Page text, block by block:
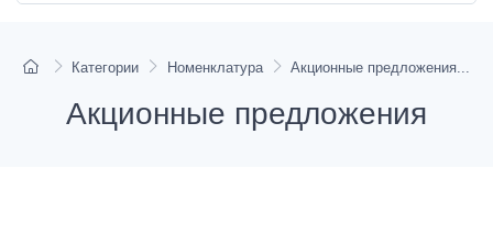
Категории Номенклатура Акционные предложения
Акционные предложения